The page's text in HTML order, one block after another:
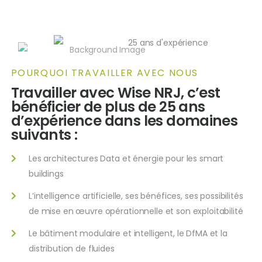
POURQUOI TRAVAILLER AVEC NOUS
Travailler avec Wise NRJ, c’est
bénéficier de plus de 25 ans
d’expérience dans les domaines
suivants :
Les architectures Data et énergie pour les smart
buildings
L’intelligence artificielle, ses bénéfices, ses possibilités
de mise en œuvre opérationnelle et son exploitabilité
Le bâtiment modulaire et intelligent, le DfMA et la
distribution de fluides